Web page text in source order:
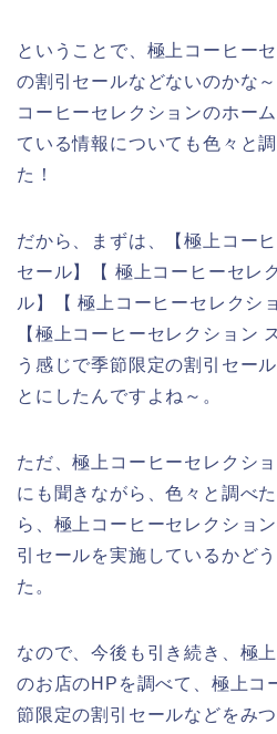
ということで、極上コーヒー
の割引セールなどないのかな
コーヒーセレクションのホー
ている情報についても色々と
た！
だから、まずは、【極上コー
セール】【 極上コーヒーセレ
ル】【 極上コーヒーセレクシ
【極上コーヒーセレクション
う感じで季節限定の割引セー
とにしたんですよね～。
ただ、極上コーヒーセレクシ
にも聞きながら、色々と調べ
ら、極上コーヒーセレクショ
引セールを実施しているかど
た。
なので、今後も引き続き、極
のお店のHPを調べて、極上コ
節限定の割引セールなどをみ